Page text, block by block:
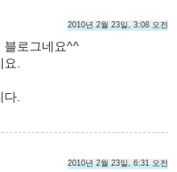
2010년 2월 23일, 3:08 오전
블로그네요^^
요.
다.
2010년 2월 23일, 6:31 오전